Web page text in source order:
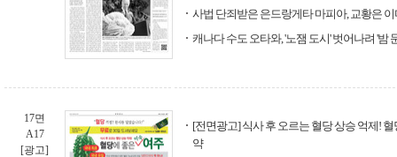
사법 단죄받은 은드랑게타 마피아, 교황은
캐나다 수도 오타와, '노잼 도시' 벗어나려 '밤
17면
A17
[광고]
[전면광고] 식사 후 오르는 혈당 상승 억제!
약